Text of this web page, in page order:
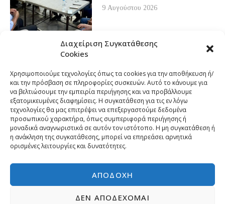
Διαχείριση Συγκατάθεσης
Cookies
Χρησιμοποιούμε τεχνολογίες όπως τα cookies για την αποθήκευση ή/
και την πρόσβαση σε πληροφορίες συσκευών. Αυτό το κάνουμε για
να βελτιώσουμε την εμπειρία περιήγησης και να προβάλλουμε
εξατομικευμένες διαφημίσεις. Η συγκατάθεση για τις εν λόγω
τεχνολογίες θα μας επιτρέψει να επεξεργαστούμε δεδομένα
προσωπικού χαρακτήρα, όπως συμπεριφορά περιήγησης ή
μοναδικά αναγνωριστικά σε αυτόν τον ιστότοπο. Η μη συγκατάθεση ή
η ανάκληση της συγκατάθεσης, μπορεί να επηρεάσει αρνητικά
ορισμένες λειτουργίες και δυνατότητες.
ΑΠΟΔΟΧΉ
ΔΕΝ ΑΠΟΔΈΧΟΜΑΙ
9 Αυγούστου 2026